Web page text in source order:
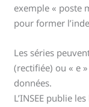
exemple « poste
pour former
Les séries
(rectifiée) ou « e
données.
L’INSEE publie